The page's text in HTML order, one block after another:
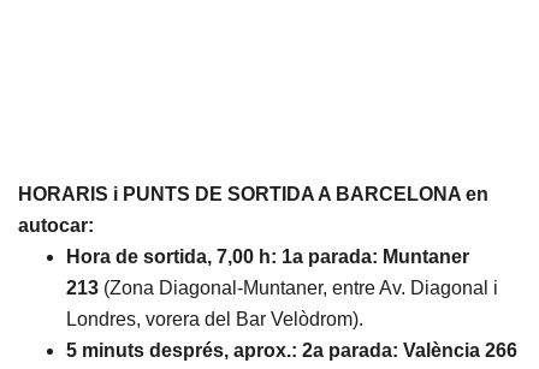
HORARIS i PUNTS DE SORTIDA A BARCELONA en
autocar:
Hora de sortida, 7,00 h: 1a parada: Muntaner
213 (Zona Diagonal-Muntaner, entre Av. Diagonal i
Londres, vorera del Bar Velòdrom).
5 minuts després, aprox.: 2a parada: València 266